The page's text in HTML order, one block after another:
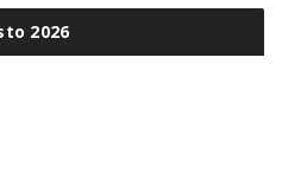
2026